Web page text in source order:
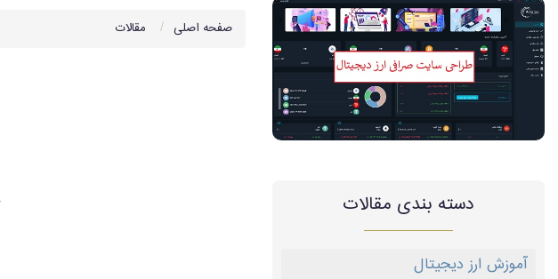
دسته بندی مقالات
آموزش ارز دیجیتال
صفحه اصلی مقالات